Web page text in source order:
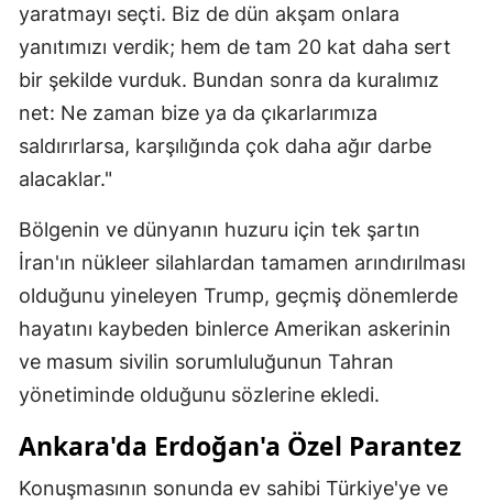
yaratmayı seçti. Biz de dün akşam onlara
yanıtımızı verdik; hem de tam 20 kat daha sert
bir şekilde vurduk. Bundan sonra da kuralımız
net: Ne zaman bize ya da çıkarlarımıza
saldırırlarsa, karşılığında çok daha ağır darbe
alacaklar."
Bölgenin ve dünyanın huzuru için tek şartın
İran'ın nükleer silahlardan tamamen arındırılması
olduğunu yineleyen Trump, geçmiş dönemlerde
hayatını kaybeden binlerce Amerikan askerinin
ve masum sivilin sorumluluğunun Tahran
yönetiminde olduğunu sözlerine ekledi.
Ankara'da Erdoğan'a Özel Parantez
Konuşmasının sonunda ev sahibi Türkiye'ye ve